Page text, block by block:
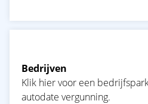
Bedrijven
Klik hier voor een
autodate vergunning.